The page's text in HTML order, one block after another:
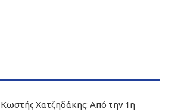
Κωστής Χατζηδάκης: Από την 1η